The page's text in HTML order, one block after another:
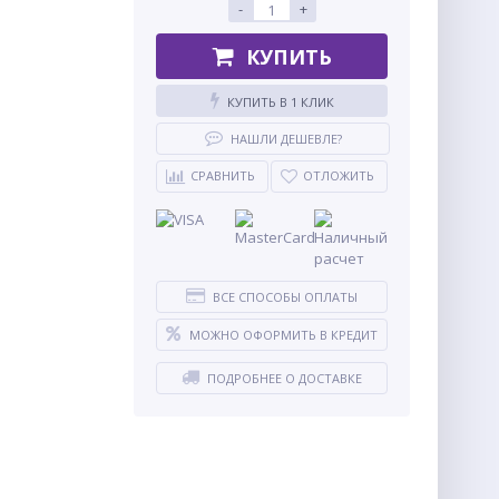
- +
КУПИТЬ
КУПИТЬ В 1 КЛИК
НАШЛИ ДЕШЕВЛЕ?
СРАВНИТЬ ОТЛОЖИТЬ
ВСЕ СПОСОБЫ ОПЛАТЫ
МОЖНО ОФОРМИТЬ В КРЕДИТ
ПОДРОБНЕЕ О ДОСТАВКЕ